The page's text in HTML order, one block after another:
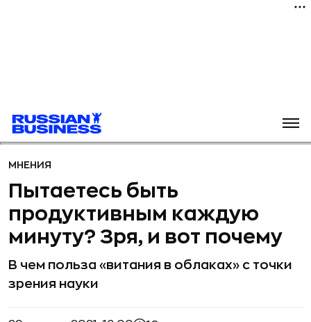
МНЕНИЯ
Пытаетесь быть
продуктивным каждую
минуту? Зря, и вот почему
В чем польза «витания в облаках» с точки
зрения науки